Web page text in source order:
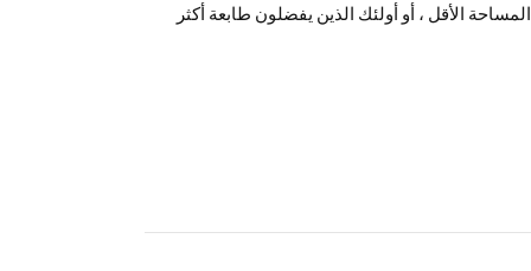
الأقل ، أو أولئك الذين يفضلون طابعة أكثر